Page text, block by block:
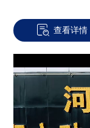
雄厚，目前主要设
8000mm滚齿机3台
3台，可焊接直径
材厚度100mm数控
起重机12台。各种
成了具有自主技术
配备探伤仪等物理
查看详情